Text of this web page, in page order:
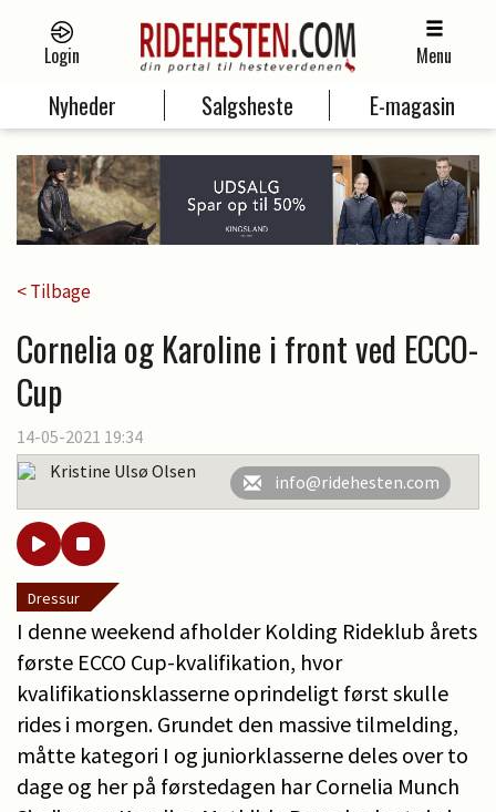
Login Menu
Nyheder Salgsheste E-magasin
< Tilbage
Cornelia og Karoline i front ved ECCO-
Cup
14-05-2021 19:34
Kristine Ulsø Olsen
info@ridehesten.com
Dressur
I denne weekend afholder Kolding Rideklub årets
første ECCO Cup-kvalifikation, hvor
kvalifikationsklasserne oprindeligt først skulle
rides i morgen. Grundet den massive tilmelding,
måtte kategori I og juniorklasserne deles over to
dage og her på førstedagen har Cornelia Munch